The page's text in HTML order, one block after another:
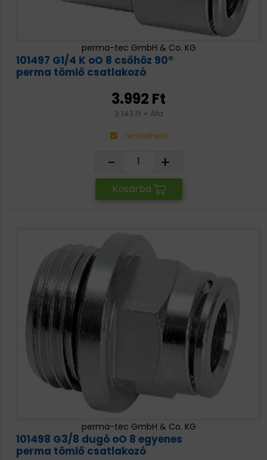
perma-tec GmbH & Co. KG
101497 G1/4 K oO 8 csőhöz 90°
perma tömlő csatlakozó
3.992 Ft
3.143 Ft + Áfa
rendelhető
- +
Kosárba
perma-tec GmbH & Co. KG
101498 G3/8 dugó oO 8 egyenes
perma tömlő csatlakozó